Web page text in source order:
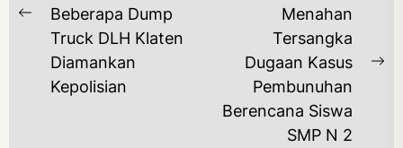
Previous
post:
Beberapa Dump
Truck DLH Klaten
Diamankan
Kepolisian
Menahan
Tersangka
Dugaan Kasus
Pembunuhan
Berencana Siswa
SMP N 2